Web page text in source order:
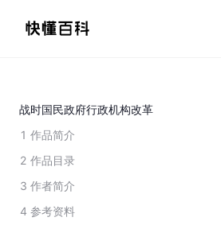
战时国民政府行政机构改革
1 作品简介
2 作品目录
3 作者简介
4 参考资料